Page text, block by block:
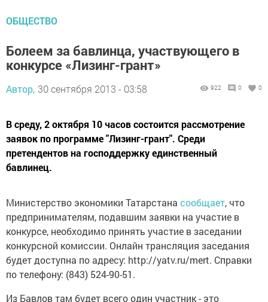
ОБЩЕСТВО
Болеем за бавлинца, участвующего в
конкурсе «Лизинг-грант»
Автор, 30 сентября 2013 - 03:58 922 0 0
В среду, 2 октября 10 часов состоится рассмотрение
заявок по программе "Лизинг-грант". Среди
претендентов на господдержку единственный
бавлинец.
Министерство экономики Татарстана сообщает, что
предпринимателям, подавшим заявки на участие в
конкурсе, необходимо принять участие в заседании
конкурсной комиссии. Онлайн трансляция заседания
будет доступна по адресу: http://yatv.ru/mert. Справки
по телефону: (843) 524-90-51.
Из Бавлов там будет всего один участник - это